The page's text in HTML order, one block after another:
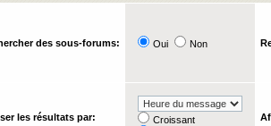
des sous-forums: Oui Non
les résultats par:
Croissant